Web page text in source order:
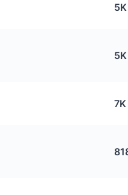
5K
5K
7K